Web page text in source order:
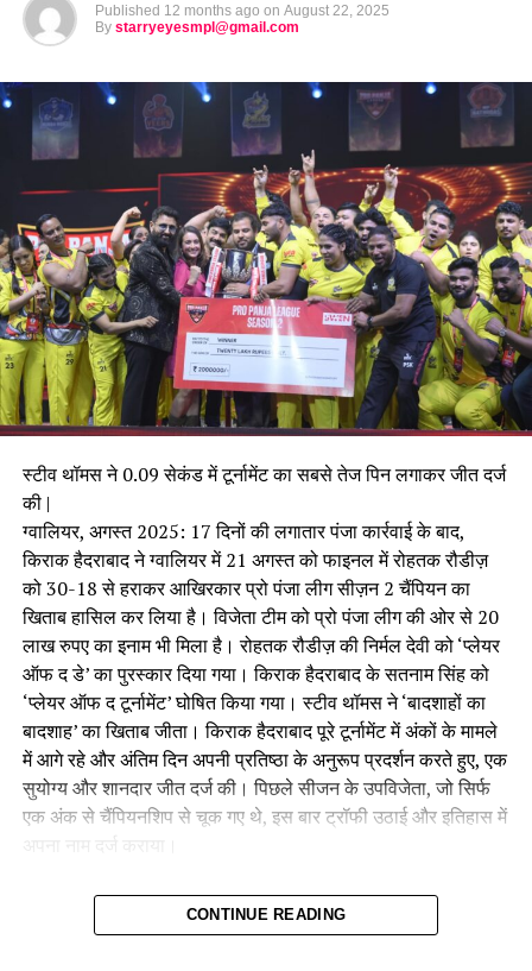
यह फिल्म
अजय आनंदकी यात्रा को दर्शाती है, जो उत्तराखंड के एक छोटे
से गांव से निकलकर भारत के सबसे बड़े नेताओं में शुमार होता है। फिल्म
शान्तनु गुप्ता की सबसे अधिक बिकने वाली किताब‘द मॉन्क हू बिकेम चीफ
मिनिस्टर’से प्रेरित है, जो इस यथार्थवादी और प्रेरणादायक सफर को बयां
करती है।
ट्रेलर की शुरुआत
उत्तराखंड की खूबसूरत वादियों से होती है, जिसमें अजय
के बचपन के दिन और उसकी दोस्तियाँ सामने आती हैं। धीरे-धीरे यह कहानी
उस निर्णायक मोड़ पर पहुँचती है, जब अजय अपने जीवन के सबसे बड़े
जीवन की शुरुआत करता है। यही वह समय है जब उसकी यात्रा एक नई
दिशा में मोड़ लेती है, और वह भारत के सबसे प्रभावशाली नेताओं में से एक
बनने की ओर अग्रसर होता है।
अजेय: द अनटोल्ड स्टोरीमें बेजोड़ संवाद और प्रभावशाली दृश्य हैं जो फिल्म
की यात्रा को और भी सशक्त बनाते हैं। इस ट्रेलर में दर्शक अजय आनंद की
संकल्प और संघर्ष को देख सकते हैं, जो उसे ना केवल एक नेता, बल्कि एक
प्रेरणा का स्रोत बनाता है।
फिल्म में प्रमुख कलाकार:
अनंतविजय जोशी – लीड रोल में
गरिमा विक्रांत सिंहऔरपवन मल्होत्रा– डेब्यू
Published 12 months ago on August 22, 2025
By starryeyesmpl@gmail.com
स्टीव थॉमस ने 0.09 सेकंड में टूर्नामेंट का सबसे तेज पिन लगाकर जीत दर्ज
की |
ग्वालियर, अगस्त 2025: 17 दिनों की लगातार पंजा कार्रवाई के बाद,
किराक हैदराबाद ने ग्वालियर में 21 अगस्त को फाइनल में रोहतक रौडीज़
को 30-18 से हराकर आखिरकार प्रो पंजा लीग सीज़न 2 चैंपियन का
खिताब हासिल कर लिया है। विजेता टीम को प्रो पंजा लीग की ओर से 20
लाख रुपए का इनाम भी मिला है। रोहतक रौडीज़ की निर्मल देवी को ‘प्लेयर
ऑफ द डे’ का पुरस्कार दिया गया। किराक हैदराबाद के सतनाम सिंह को
‘प्लेयर ऑफ द टूर्नामेंट’ घोषित किया गया। स्टीव थॉमस ने ‘बादशाहों का
बादशाह’ का खिताब जीता। किराक हैदराबाद पूरे टूर्नामेंट में अंकों के मामले
में आगे रहे और अंतिम दिन अपनी प्रतिष्ठा के अनुरूप प्रदर्शन करते हुए, एक
सुयोग्य और शानदार जीत दर्ज की। पिछले सीजन के उपविजेता, जो सिर्फ
एक अंक से चैंपियनशिप से चूक गए थे, इस बार ट्रॉफी उठाई और इतिहास में
रोमांचक फाइनल मुकाबला और रिकॉर्ड
CONTINUE READING